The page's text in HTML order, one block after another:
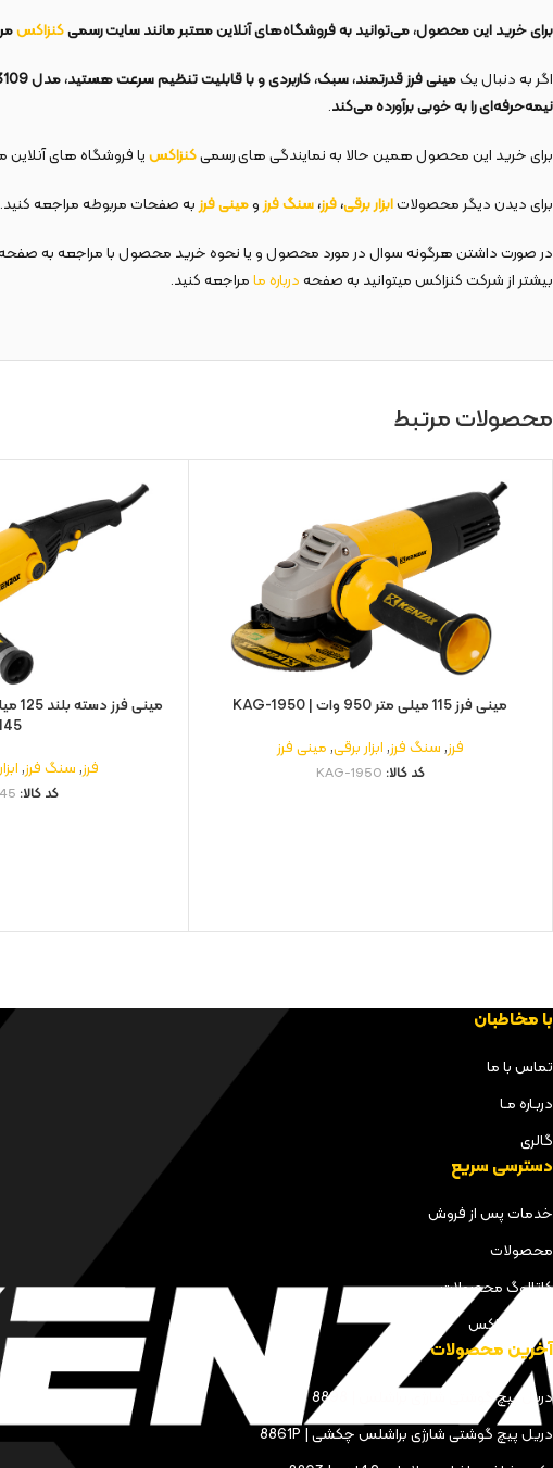
برای خرید این محصول، می‌توانید به فروشگاه‌های آنلاین معتبر مانند سایت رسمیکنزاکس
اگر به دنبال یکمینی فرز قدرتمند، سبک، کاربردی و با قابلیت تنظیم سرعت هستید، مدل 3109 کنزاکس یکی از بهترین انتخاب‌های شما خواهد بود
نیمه‌حرفه‌ای را به خوبی برآورده می‌کند.
برای خرید این محصول همین حالا به نمایندگی های رسمیکنزاکسیا فروشگاه های آنلاین
برای دیدن دیگر محصولاتابزار برقی،فرز،سنگ فرزومینی فرزبه صفحات مربوطه مراجعه کنید.
در صورت داشتن هرگونه سوال در مورد محصول و یا نحوه خرید محصول با مراجعه به
بیشتر از شرکت کنزاکس میتوانید به صفحهدرباره مامراجعه کنید.
محصولات مرتبط
مینی فرز 115 میلی‌ متر 950 وات | KAG-1950
فرز,سنگ فرز,ابزار برقی,مینی فرز
کد کالا: KAG-1950
فرز,سنگ فرز,
کد کالا:
با مخاطبان
تماس با ما
دربـاره مـا
گالری
دسترسی سریع
خدمات پس از فروش
محصولات
کاتالوگ محصولات
مجله کنزاکس
آخرین محصولات
دریل پیچ گوشتی شارژی براشلس | 8898
دریل پیچ گوشتی شارژی براشلس چکشی | 8861P